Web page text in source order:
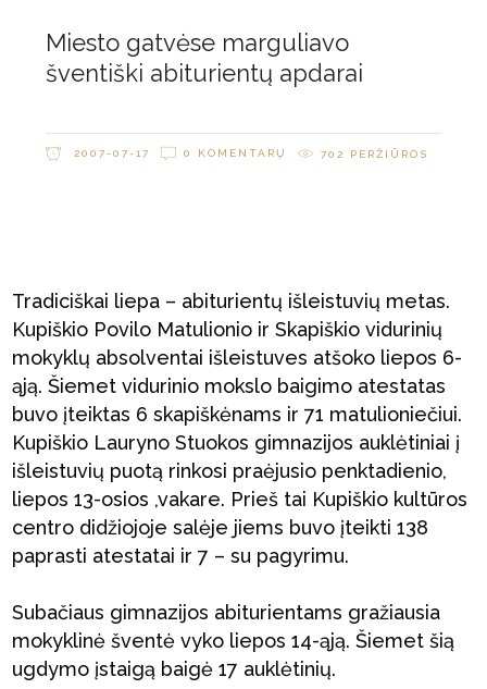
Miesto gatvėse marguliavo
šventiški abiturientų apdarai
2007-07-17 0 KOMENTARŲ 702 PERŽIŪROS
Tradiciškai liepa – abiturientų išleistuvių metas.
Kupiškio Povilo Matulionio ir Skapiškio vidurinių
mokyklų absolventai išleistuves atšoko liepos 6-
ąją. Šiemet vidurinio mokslo baigimo atestatas
buvo įteiktas 6 skapiškėnams ir 71 matulioniečiui.
Kupiškio Lauryno Stuokos gimnazijos auklėtiniai į
išleistuvių puotą rinkosi praėjusio penktadienio,
liepos 13-osios ,vakare. Prieš tai Kupiškio kultūros
centro didžiojoje salėje jiems buvo įteikti 138
paprasti atestatai ir 7 – su pagyrimu.
Subačiaus gimnazijos abiturientams gražiausia
mokyklinė šventė vyko liepos 14-ąją. Šiemet šią
ugdymo įstaigą baigė 17 auklėtinių.